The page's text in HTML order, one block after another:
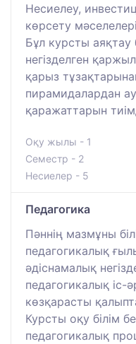
Несиелеу,
көрсету
Бұл курсты аяқтау
негізделген
қарыз
пирамидалардан
қаражаттарын
Оқу жылы - 1
Семестр - 2
Несиелер - 5
Педагогика
Пәннің мазмұны
педагогикалық
әдіснамалық
педагогикалық іс-
көзқарасты
Курсты оқу білім
педагогикалық